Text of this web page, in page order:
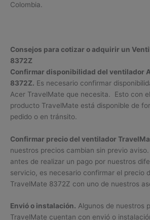
Colombia.
Consejos para cotizar o adquirir un
8372Z
Confirmar disponibilidad del ventilador
8372Z. Es necesario confirmar
Acer TravelMate que necesita. Esto con
producto TravelMate está disponible de
pedido o en tránsito.
Confirmar precio del ventilador
nuestros precios cambian sin previo aviso.
antes de realizar un pago por nuestros
servicio, es necesario confirmar el precio
TravelMate 8372Z con uno de nuestros
Envió o instalación. Algunos de nuestros
TravelMate cuentan con envió o